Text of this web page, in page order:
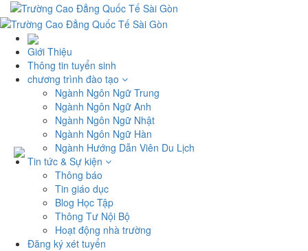
Giới Thiệu
Thông tin tuyển sinh
chương trình đào tạo
Ngành Ngôn Ngữ Trung
Ngành Ngôn Ngữ Anh
Ngành Ngôn Ngữ Nhật
Ngành Ngôn Ngữ Hàn
Ngành Hướng Dẫn Viên Du Lịch
Tin tức & Sự kiện
Thông báo
Tin giáo dục
Blog Học Tập
Thông Tư Nội Bộ
Hoạt động nhà trường
Đăng ký xét tuyển